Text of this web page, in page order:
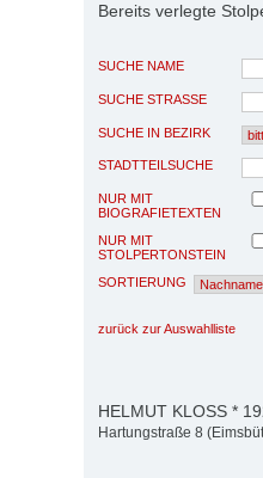
Bereits verlegte
SUCHE NAME
SUCHE STRASSE
SUCHE IN BEZIRK
STADTTEILSUCHE
NUR MIT
BIOGRAFIETEXTEN
NUR MIT
STOLPERTONSTEIN
SORTIERUNG
zurück zur Auswahlliste
HELMUT KLOSS *
Hartungstraße 8